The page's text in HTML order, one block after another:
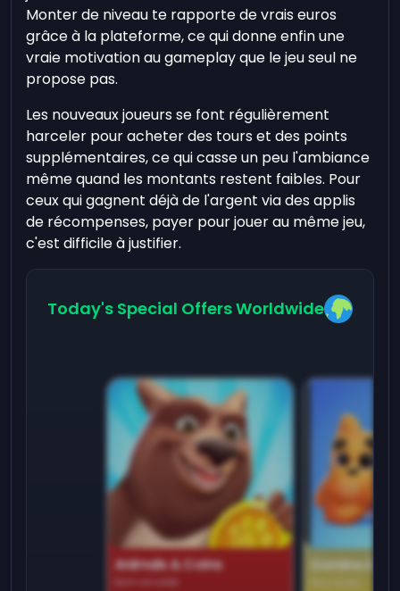
Monter de niveau te rapporte de vrais euros
grâce à la plateforme, ce qui donne enfin une
vraie motivation au gameplay que le jeu seul ne
propose pas.
Les nouveaux joueurs se font régulièrement
harceler pour acheter des tours et des points
supplémentaires, ce qui casse un peu l'ambiance
même quand les montants restent faibles. Pour
ceux qui gagnent déjà de l'argent via des applis
de récompenses, payer pour jouer au même jeu,
c'est difficile à justifier.
Today's Special Offers Worldwide
Animals & Coins
Earn on side
Domino